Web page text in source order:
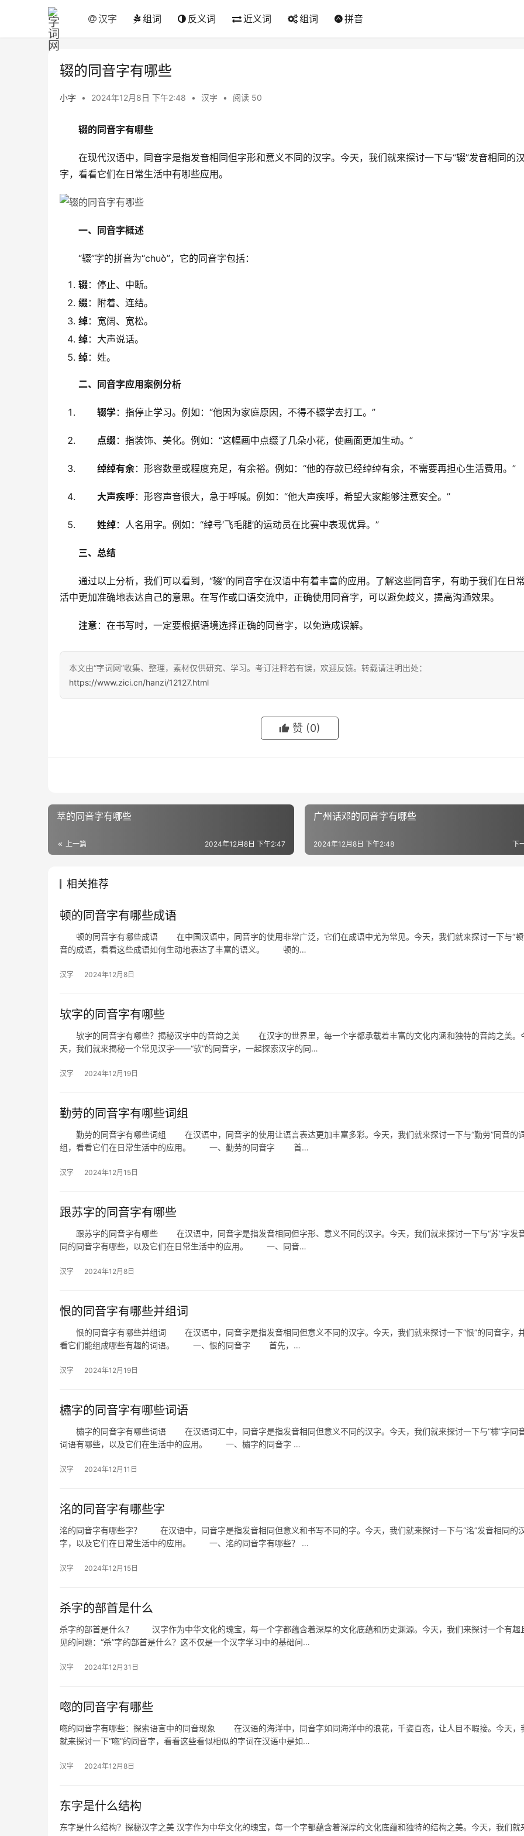
汉字 组词 反义词 近义词 组词 拼音
辍的同音字有哪些
小字 • 2024年12月8日 下午2:48 • 汉字 • 阅读 50
辍的同音字有哪些
在现代汉语中，同音字是指发音相同但字形和意义不同的汉字。今天，我们就来探讨一下与“辍”发音相同的
字，看看它们在日常生活中有哪些应用。
一、同音字概述
“辍”字的拼音为“chuò”，它的同音字包括：
辍：停止、中断。
缀 ：附着、连结。
绰：宽阔、宽松。
绰：大声说话。
绰：姓。
二、同音字应用案例分析
辍学：指停止学习。例如：“他因为家庭原因，不得不辍学去打工。”
点缀 ：指装饰、美化。例如：“这幅画中点缀了几朵小花，使画面更加生动。”
绰绰有余：形容数量或程度充足，有余裕。例如：“他的存款已经绰绰有余，不需要再担心生活费用。”
大声疾呼：形容声音很大，急于呼喊。例如：“他大声疾呼，希望大家能够注意安全。”
姓绰：人名用字。例如：“绰号‘飞毛腿’的运动员在比赛中表现优异。”
三、总结
通过以上分析，我们可以看到，“辍”的同音字在汉语中有着丰富的应用。了解这些同音字，有助于我们在日
活中更加准确地表达自己的意思。在写作或口语交流中，正确使用同音字，可以避免歧义，提高沟通效果。
注意 ：在书写时，一定要根据语境选择正确的同音字，以免造成误解。
本文由“字词网”收集、整理，素材仅供研究、学习。考订注释若有误，欢迎反馈。转载请注明出处：
https://www.zici.cn/hanzi/12127.html
赞 (0)
萃的同音字有哪些
上一篇 2024年12月8日 下午2:47
广州话邓的同音字有哪些
下
2024年12月8日 下午2:48
相关推荐
顿的同音字有哪些成语
顿的同音字有哪些成语 在中国汉语中，同音字的使用非常广泛，它们在成语中尤为常见。今天，我们就来探讨一下与“顿
音的成语，看看这些成语如何生动地表达了丰富的语义。 顿的…
汉字 2024年12月8日
欤字的同音字有哪些
欤字的同音字有哪些？揭秘汉字中的音韵之美 在汉字的世界里，每一个字都承载着丰富的文化内涵和独特的音韵之美。
天，我们就来揭秘一个常见汉字——“欤”的同音字，一起探索汉字的同…
汉字 2024年12月19日
勤劳的同音字有哪些词组
勤劳的同音字有哪些词组 在汉语中，同音字的使用让语言表达更加丰富多彩。今天，我们就来探讨一下与“勤劳”同音的
组，看看它们在日常生活中的应用。 一、勤劳的同音字 首…
汉字 2024年12月15日
跟苏字的同音字有哪些
跟苏字的同音字有哪些 在汉语中，同音字是指发音相同但字形、意义不同的汉字。今天，我们就来探讨一下与“苏”字发
同的同音字有哪些，以及它们在日常生活中的应用。 一、同音…
汉字 2024年12月8日
恨的同音字有哪些并组词
恨的同音字有哪些并组词 在汉语中，同音字是指发音相同但意义不同的汉字。今天，我们就来探讨一下“恨”的同音字，
看它们能组成哪些有趣的词语。 一、恨的同音字 首先，…
汉字 2024年12月19日
橚字的同音字有哪些词语
橚字的同音字有哪些词语 在汉语词汇中，同音字是指发音相同但意义不同的汉字。今天，我们就来探讨一下与“橚”字同
词语有哪些，以及它们在生活中的应用。 一、橚字的同音字 …
汉字 2024年12月11日
洺的同音字有哪些字
洺的同音字有哪些字？ 在汉语中，同音字是指发音相同但意义和书写不同的字。今天，我们就来探讨一下与“洺”发音相同的
字，以及它们在日常生活中的应用。 一、洺的同音字有哪些？ …
汉字 2024年12月15日
杀字的部首是什么
杀字的部首是什么？ 汉字作为中华文化的瑰宝，每一个字都蕴含着深厚的文化底蕴和历史渊源。今天，我们来探讨一个有趣
见的问题：“杀”字的部首是什么？这不仅是一个汉字学习中的基础问…
汉字 2024年12月31日
唿的同音字有哪些
唿的同音字有哪些：探索语言中的同音现象 在汉语的海洋中，同音字如同海洋中的浪花，千姿百态，让人目不暇接。今天，
就来探讨一下“唿”的同音字，看看这些看似相似的字词在汉语中是如…
汉字 2024年12月8日
东字是什么结构
东字是什么结构？探秘汉字之美 汉字作为中华文化的瑰宝，每一个字都蕴含着深厚的文化底蕴和独特的结构之美。今天，我们就